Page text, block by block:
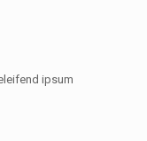
ipsum